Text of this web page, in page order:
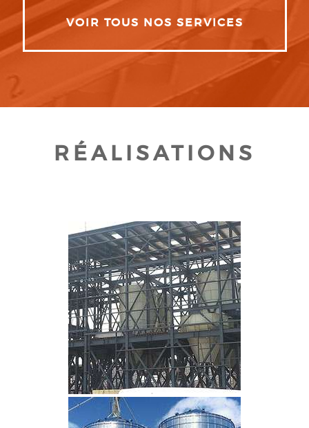
VOIR TOUS NOS SERVICES
RÉALISATIONS
CLIQUEZ POUR AGRANDIR